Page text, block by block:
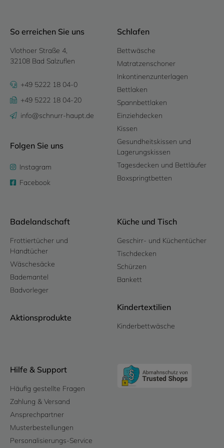
So erreichen Sie uns
Vlothoer Straße 4,
32108 Bad Salzuflen
+49 5222 18 04-0
+49 5222 18 04-20
info@schnurr-haupt.de
Folgen Sie uns
Instagram
Facebook
Schlafen
Bettwäsche
Matratzenschoner
Inkontinenzunterlagen
Bettlaken
Spannbettlaken
Einziehdecken
Kissen
Gesundheitskissen und
Lagerungskissen
Tagesdecken und Bettläufer
Boxspringtbetten
Badelandschaft
Frottiertücher und
Handtücher
Wäschesäcke
Bademantel
Badvorleger
Aktionsprodukte
Küche und Tisch
Geschirr- und Küchentücher
Tischdecken
Schürzen
Bankett
Kindertextilien
Kinderbettwäsche
Hilfe & Support
Häufig gestellte Fragen
Zahlung & Versand
Ansprechpartner
Musterbestellungen
Personalisierungs-Service